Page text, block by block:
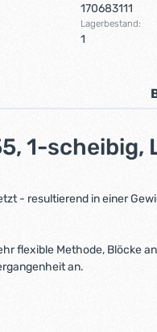
170683111
Lagerbestand:
1
1-scheibig,
- resultierend in einer
flexible Methode, Blöcke
an.